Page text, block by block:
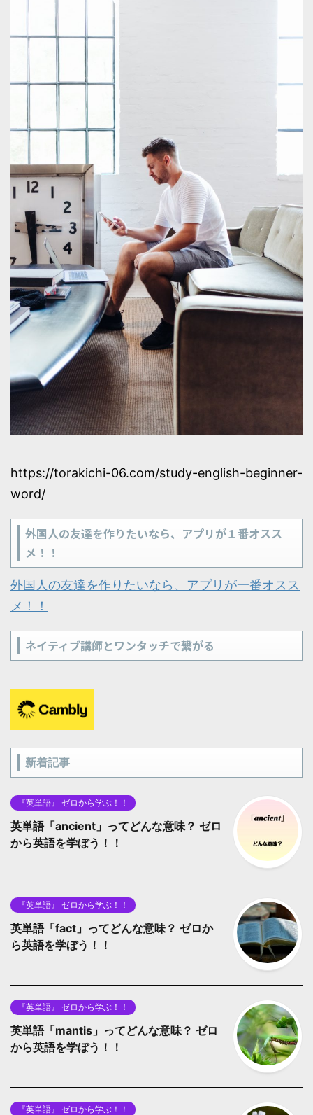
https://torakichi-06.com/study-english-beginner-
word/
外国人の友達を作りたいなら、アプリが１番オスス
メ！！
外国人の友達を作りたいなら、アプリが一番オスス
メ！！
ネイティブ講師とワンタッチで繋がる
新着記事
『英単語』 ゼロから学ぶ！！
英単語「ancient」ってどんな意味？ ゼロ
から英語を学ぼう！！
『英単語』 ゼロから学ぶ！！
英単語「fact」ってどんな意味？ ゼロか
ら英語を学ぼう！！
『英単語』 ゼロから学ぶ！！
英単語「mantis」ってどんな意味？ ゼロ
から英語を学ぼう！！
『英単語』 ゼロから学ぶ！！